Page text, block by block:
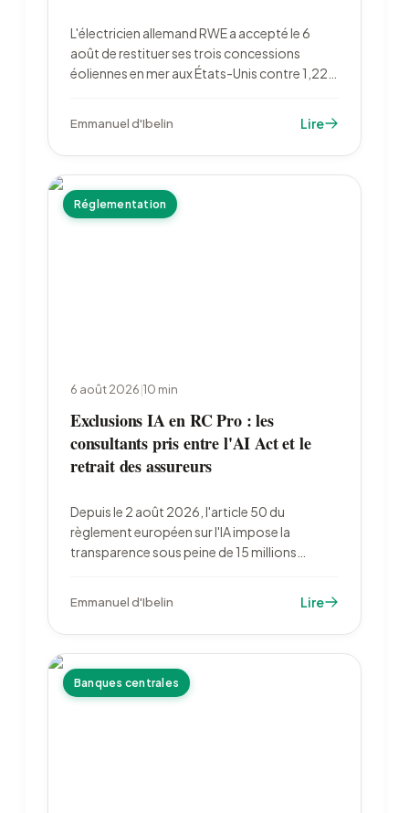
L'électricien allemand RWE a accepté le 6
août de restituer ses trois concessions
éoliennes en mer aux États-Unis contre 1,22
fédéraux approche 4 milliards de dollars.
Emmanuel d'Ibelin Lire
Réglementation
6 août 2026|10 min
Exclusions IA en RC Pro : les
consultants pris entre l'AI Act et le
retrait des assureurs
Depuis le 2 août 2026, l'article 50 du
règlement européen sur l'IA impose la
transparence sous peine de 15 millions
générative » dans les contrats de
responsabilité civile professionnelle.
Emmanuel d'Ibelin Lire
Banques centrales